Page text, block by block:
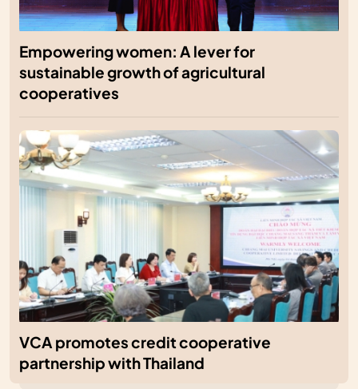
Empowering women: A lever for
sustainable growth of agricultural
cooperatives
VCA promotes credit cooperative
partnership with Thailand